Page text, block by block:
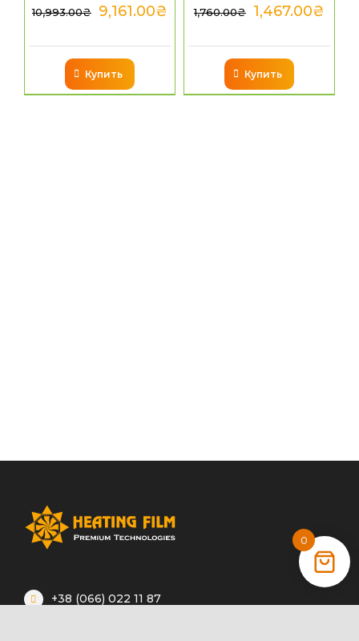
10,993.00₴ 9,161.00₴
Купить
1,760.00₴ 1,467.00₴
Купить
+38 (066) 022 11 87
0